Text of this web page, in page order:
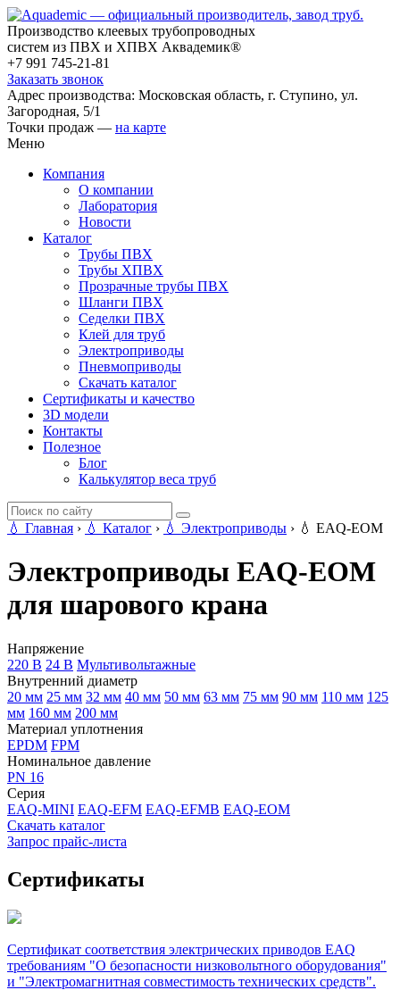
Производство клеевых трубопроводных
систем из ПВХ и ХПВХ Аквадемик®
+7 991 745-21-81
Заказать звонок
Адрес производства: Московская область, г. Ступино, ул.
Загородная, 5/1
Точки продаж — на карте
Меню
Компания
О компании
Лаборатория
Новости
Каталог
Трубы ПВХ
Трубы ХПВХ
Прозрачные трубы ПВХ
Шланги ПВХ
Седелки ПВХ
Клей для труб
Электроприводы
Пневмоприводы
Скачать каталог
Сертификаты и качество
3D модели
Контакты
Полезное
Блог
Калькулятор веса труб
💧 Главная › 💧 Каталог › 💧 Электроприводы › 💧 EAQ-EOM
Электроприводы EAQ-EOM
для шарового крана
Напряжение
220 В 24 В Мультивольтажные
Внутренний диаметр
20 мм 25 мм 32 мм 40 мм 50 мм 63 мм 75 мм 90 мм 110 мм 125
мм 160 мм 200 мм
Материал уплотнения
EPDM FPM
Номинальное давление
PN 16
Серия
EAQ-MINI EAQ-EFM EAQ-EFMB EAQ-EOM
Скачать каталог
Запрос прайс-листа
Сертификаты
Сертификат соответствия электрических приводов EAQ
требованиям "О безопасности низковольтного оборудования"
и "Электромагнитная совместимость технических средств".